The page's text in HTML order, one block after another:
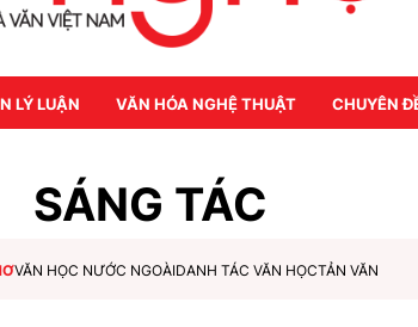
LÝ LUẬN VĂN HÓA NGHỆ THUẬT CHUYÊN
SÁNG TÁC
VĂN HỌC NƯỚC NGOÀIDANH TÁC VĂN HỌCTẢN VĂN